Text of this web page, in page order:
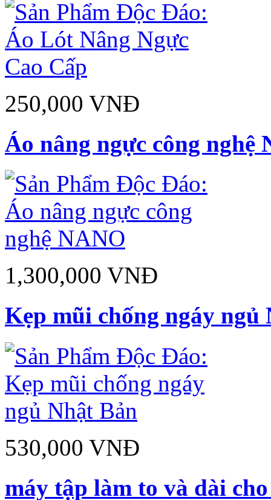
250,000 VNĐ
Áo nâng ngực công nghệ
1,300,000 VNĐ
Kẹp mũi chống ngáy ngủ
530,000 VNĐ
máy tập làm to và dài